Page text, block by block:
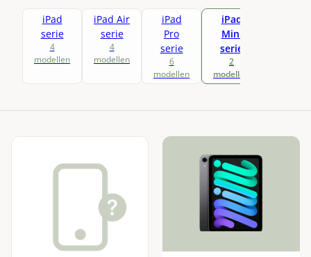
Toon alle modellen
Nothing Phone (2a)
Nothing Phone (2)
Toon alle modellen
Xbox Draadloze Controller Elite Series 2
Xbox Wireless Controller
iPad
serie
4
modellen
iPad Air
serie
4
modellen
iPad
Pro
serie
6
modellen
iPad
Mini
serie
2
modellen